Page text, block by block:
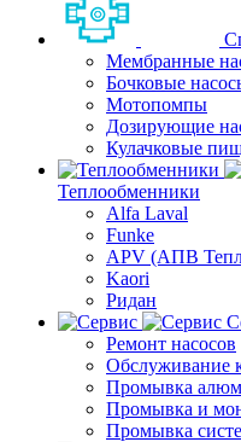
Мембранные
Бочковые
Мотопомпы
Дозирующие
Кулачковые
Теплообменники
Alfa Laval
Funke
APV (АПВ
Kaori
Ридан
Ремонт насосов
Обслуживание
Промывка
Промывка и
Промывка